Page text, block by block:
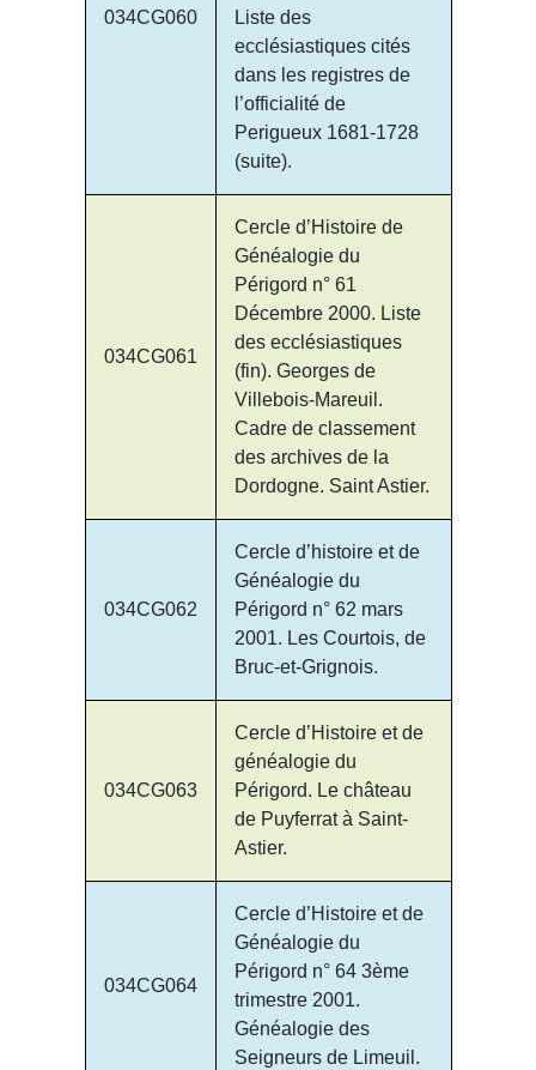
034CG060
Liste des
ecclésiastiques cités
dans les registres de
l’officialité de
Perigueux 1681-1728
(suite).
034CG061
Cercle d’Histoire de
Généalogie du
Périgord n° 61
Décembre 2000. Liste
des ecclésiastiques
(fin). Georges de
Villebois-Mareuil.
Cadre de classement
des archives de la
Dordogne. Saint Astier.
034CG062
Cercle d’histoire et de
Généalogie du
Périgord n° 62 mars
2001. Les Courtois, de
Bruc-et-Grignois.
034CG063
Cercle d’Histoire et de
généalogie du
Périgord. Le château
de Puyferrat à Saint-
Astier.
034CG064
Cercle d’Histoire et de
Généalogie du
Périgord n° 64 3ème
trimestre 2001.
Généalogie des
Seigneurs de Limeuil.